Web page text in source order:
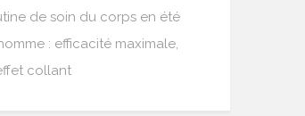
de soin du corps en été
: efficacité maximale,
collant